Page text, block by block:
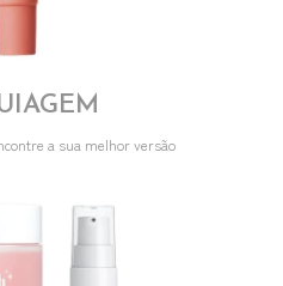
a sua melhor versão